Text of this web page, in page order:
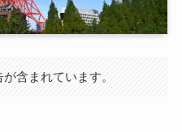
含まれています。